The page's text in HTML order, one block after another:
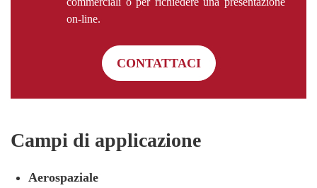
on-line.
CONTATTACI
Campi di applicazione
Aerospaziale